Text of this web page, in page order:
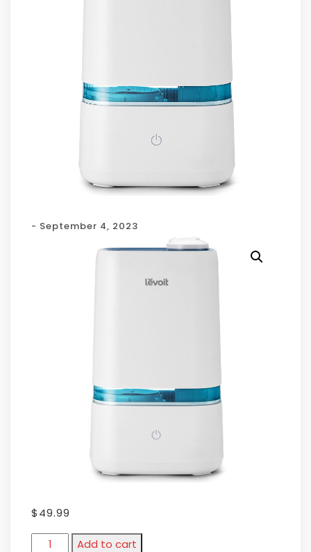
- September 4, 2023
$49.99
Add to cart